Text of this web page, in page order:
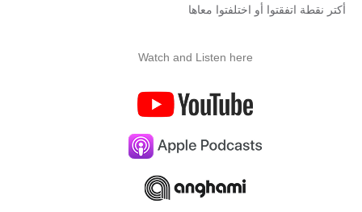
أكتر نقطة اتفقتوا أو اختلفتوا معاها
Watch and Listen here